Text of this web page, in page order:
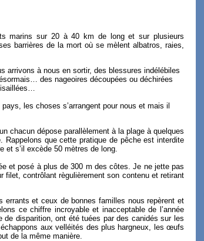
marins sur 20 à 40 km de long et sur plusieurs
barrières de la mort où se mèlent albatros, raies,
arrivons à nous en sortir, des blessures indélébiles
des nageoires découpées ou déchirées
les choses s’arrangent pour nous et mais il
chacun dépose parallèlement à la plage à quelques
que cette pratique de pêche est interdite
et s’il excède 50 mètres de long.
et posé à plus de 300 m des côtes. Je ne jette pas
filet, contrôlant règulièrement son contenu et retirant
errants et ceux de bonnes familles nous repèrent et
ce chiffre incroyable et inacceptable de l’année
disparition, ont été tuées par des canidés sur les
aux velléités des plus hargneux, les œufs
de la même manière.